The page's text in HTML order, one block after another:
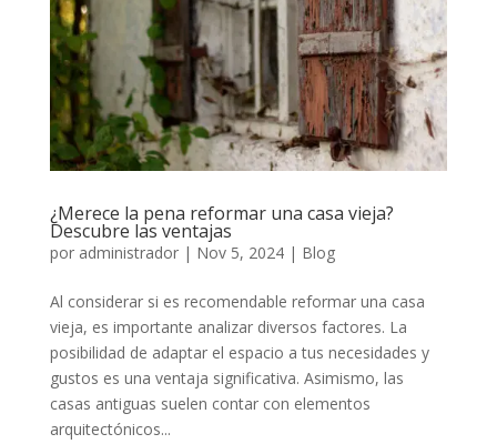
¿Merece la pena reformar una casa vieja?
Descubre las ventajas
por administrador| Nov 5, 2024| Blog
Al considerar si es recomendable reformar una casa
vieja, es importante analizar diversos factores. La
posibilidad de adaptar el espacio a tus necesidades y
gustos es una ventaja significativa. Asimismo, las
casas antiguas suelen contar con elementos
arquitectónicos...